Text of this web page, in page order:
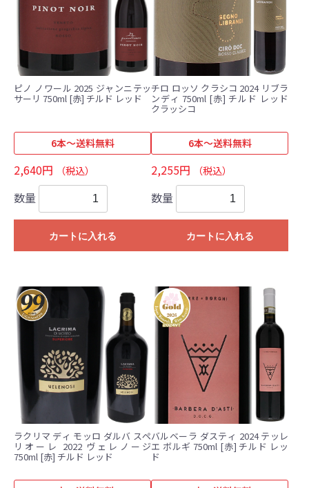
ピノ ノワール 2025 ジャンニテッ
サーリ 750ml [赤] チルド レッド
6本～送料無料
2,640円 （税込）
数量
カートに入れる
チロ ロッソ クラシコ 2024 リブラ
ンディ 750ml [赤] チルド レッド
クラッシコ
6本～送料無料
2,255円 （税込）
数量
カートに入れる
ラクリマ ディ モッロ ダルバ スペ
リオーレ 2022 ヴェレノージ
750ml [赤] チルド レッド
バルベーラ ダスティ 2024 テッレ
エ ボルギ 750ml [赤] チルド レッ
ド